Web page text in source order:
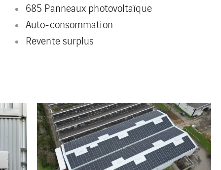
685 Panneaux photovoltaïque
Auto-consommation
Revente surplus